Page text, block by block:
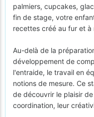
palmiers, cupcakes,
fin de stage, votre
recettes créé au fur et à
Au-delà de la
développement de
l'entraide, le travail en
notions de mesure. Ce
de découvrir le plaisir
coordination, leur